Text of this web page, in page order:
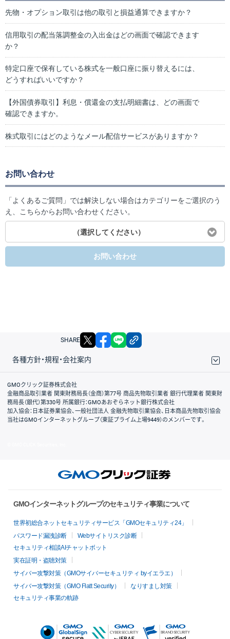
先物・オプション取引は他の取引と損益通算できますか？
信用取引の配当落調整金の入出金はどの画面で確認できます
か？
特定口座で保有している株式を一般口座に振り替えるには、
どうすればいいですか？
【外国債券取引】利息・償還金の支払明細書は、どの画面で
確認できますか。
株式取引にはどのようなメール配信サービスがありますか？
お問い合わせ
「よくあるご質問」では解決しない場合はカテゴリーをご選択のう
え、こちらからお問い合わせください。
（選択してください）
お問い合わせ
SHARE X facebook
各種方針・規程・会社案内
取引規程・約款
サイトマップ
その他のご案内
個人情報保護方針
最良執行方針
サイトのご利用について
ディスクレイマー
信託保全
リスク説明
会社案内
GMOクリック証券株式会社
金融商品取引業者 関東財務局長（金商）第77号 商品先物取引業者 銀行代理業者 関東財
務局長（銀代）第330号 所属銀行：GMOあおぞらネット銀行株式会社
加入協会：日本証券業協会、一般社団法人 金融先物取引業協会、日本商品先物取引協会
当社はGMOインターネットグループ（東証プライム上場9449）のメンバーです。
GMOインターネットグループのセキュリティ事業について
世界初総合ネットセキュリティサービス「GMOセキュリティ24」
パスワード漏洩診断
Webサイトリスク診断
セキュリティ相談AIチャットボット
実在証明・盗聴対策
サイバー攻撃対策（GMOサイバーセキュリティ byイエラエ）
サイバー攻撃対策（GMO Flatt Security）
なりすまし対策
セキュリティ事業の軌跡